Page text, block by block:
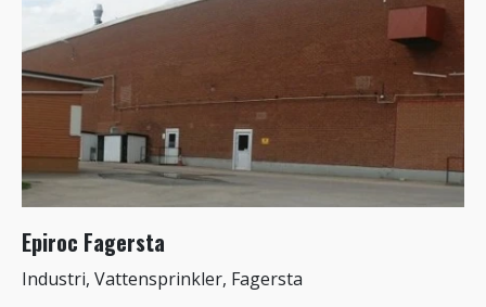
Epiroc Fagersta
Industri, Vattensprinkler, Fagersta